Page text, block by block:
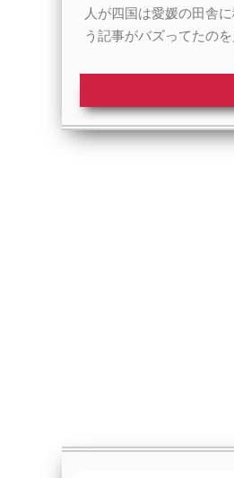
人が四国は愛媛の田舎
う記事がバズってたの